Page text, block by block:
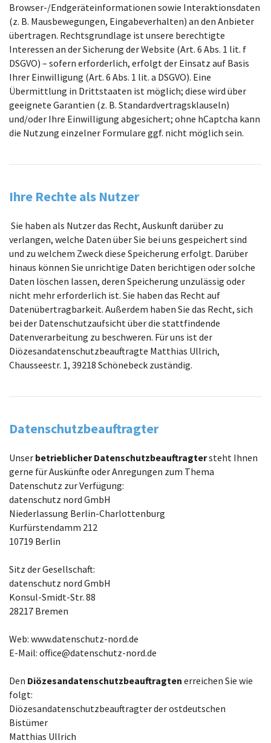
Browser-/Endgeräteinformationen sowie Interaktionsdaten
(z. B. Mausbewegungen, Eingabeverhalten) an den Anbieter
übertragen. Rechtsgrundlage ist unsere berechtigte
Interessen an der Sicherung der Website (Art. 6 Abs. 1 lit. f
DSGVO) – sofern erforderlich, erfolgt der Einsatz auf Basis
Ihrer Einwilligung (Art. 6 Abs. 1 lit. a DSGVO). Eine
Übermittlung in Drittstaaten ist möglich; diese wird über
geeignete Garantien (z. B. Standardvertragsklauseln)
und/oder Ihre Einwilligung abgesichert; ohne hCaptcha kann
die Nutzung einzelner Formulare ggf. nicht möglich sein.
Ihre Rechte als Nutzer
Sie haben als Nutzer das Recht, Auskunft darüber zu
verlangen, welche Daten über Sie bei uns gespeichert sind
und zu welchem Zweck diese Speicherung erfolgt. Darüber
hinaus können Sie unrichtige Daten berichtigen oder solche
Daten löschen lassen, deren Speicherung unzulässig oder
nicht mehr erforderlich ist. Sie haben das Recht auf
Datenübertragbarkeit. Außerdem haben Sie das Recht, sich
bei der Datenschutzaufsicht über die stattfindende
Datenverarbeitung zu beschweren. Für uns ist der
Diözesandatenschutzbeauftragte Matthias Ullrich,
Chausseestr. 1, 39218 Schönebeck zuständig.
Datenschutzbeauftragter
Unser betrieblicher Datenschutzbeauftragtersteht Ihnen
gerne für Auskünfte oder Anregungen zum Thema
Datenschutz zur Verfügung:
datenschutz nord GmbH
Niederlassung Berlin-Charlottenburg
Kurfürstendamm 212
10719 Berlin
Sitz der Gesellschaft:
datenschutz nord GmbH
Konsul-Smidt-Str. 88
28217 Bremen
Web: www.datenschutz-nord.de
E-Mail: office@datenschutz-nord.de
Den Diözesandatenschutzbeauftragten erreichen Sie wie
folgt:
Diözesandatenschutzbeauftragter der ostdeutschen
Bistümer
Matthias Ullrich